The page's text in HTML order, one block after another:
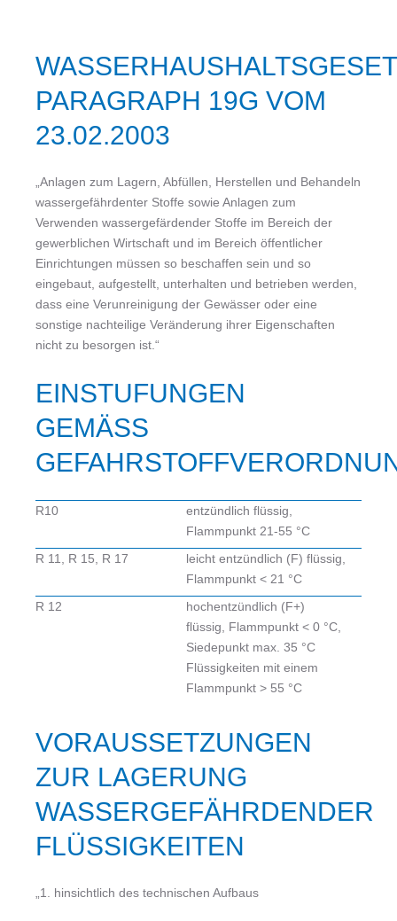
PARAGRAPH 19G VOM
23.02.2003
„Anlagen zum Lagern, Abfüllen, Herstellen und Behandeln
wassergefährdenter Stoffe sowie Anlagen zum
Verwenden wassergefärdender Stoffe im Bereich der
gewerblichen Wirtschaft und im Bereich öffentlicher
Einrichtungen müssen so beschaffen sein und so
eingebaut, aufgestellt, unterhalten und betrieben werden,
dass eine Verunreinigung der Gewässer oder eine
sonstige nachteilige Veränderung ihrer Eigenschaften
nicht zu besorgen ist.“
EINSTUFUNGEN
GEMÄSS G
R10
entzündlich flüssig,
Flammpunkt 21-55 °C
R 11, R 15, R 17
leicht entzündlich (F) flüssig,
Flammpunkt < 21 °C
R 12
hochentzündlich (F+)
flüssig, Flammpunkt < 0 °C,
Siedepunkt max. 35 °C
Flüssigkeiten mit einem
Flammpunkt > 55 °C
VORAUSSETZUNGEN
ZUR LAGERUNG
WASSERGEFÄHRDENDER
FLÜSSIGKEITEN
„1. hinsichtlich des technischen Aufbaus